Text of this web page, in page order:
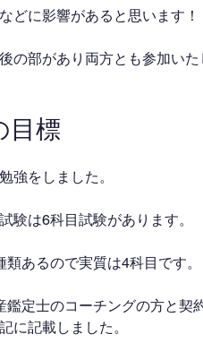
どに影響があると思います！
の部があり両方とも参加い
目標
強をしました。
験は6科目試験があります。
あるので実質は4科目です。
鑑定士のコーチングの方と契
に記載しました。